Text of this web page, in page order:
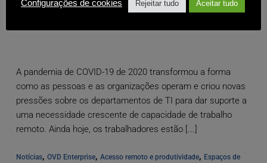
Espaços de trabalho virtuais seguros: Uma maneira
A pandemia de COVID-19 de 2020 transformou a forma
como as pessoas e as organizações operam e criou novas
pressões sobre os departamentos de TI para dar suporte a
uma necessidade crescente de capacidade de trabalho
remoto. Ainda hoje, os trabalhadores estão [...]
Notícias, OVD Enterprise, Acesso remoto e produtividade, Espaços de
Configurações de cookies Rejeitar tudo Aceitar tudo